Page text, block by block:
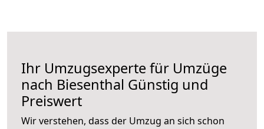
Ihr Umzugsexperte für Umzüge
nach Biesenthal Günstig und
Preiswert
Wir verstehen, dass der Umzug an sich schon